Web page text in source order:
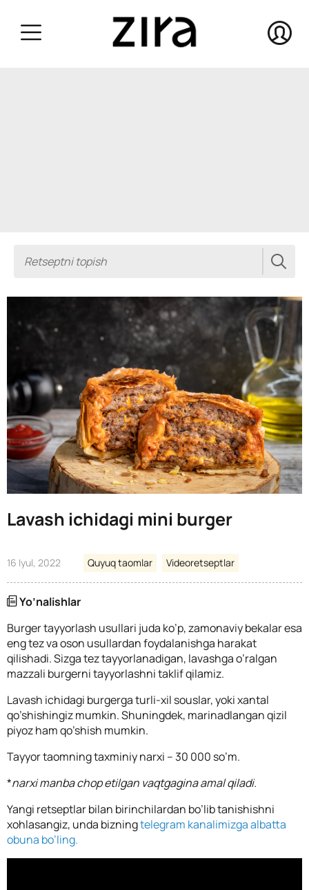
Lavash ichidagi mini burger
16 Iyul, 2022 Quyuq taomlar Videoretseptlar
Yo’nalishlar
Burger tayyorlash usullari juda ko’p, zamonaviy bekalar esa
eng tez va oson usullardan foydalanishga harakat
qilishadi. Sizga tez tayyorlanadigan, lavashga o’ralgan
mazzali burgerni tayyorlashni taklif qilamiz.
Lavash ichidagi burgerga turli-xil souslar, yoki xantal
qo’shishingiz mumkin. Shuningdek, marinadlangan qizil
piyoz ham qo’shish mumkin.
Tayyor taomning taxminiy narxi – 30 000 so’m.
*narxi manba chop etilgan vaqtgagina amal qiladi.
Yangi retseptlar bilan birinchilardan bo’lib tanishishni
xohlasangiz, unda bizningtelegram kanalimizga albatta
obuna bo’ling.